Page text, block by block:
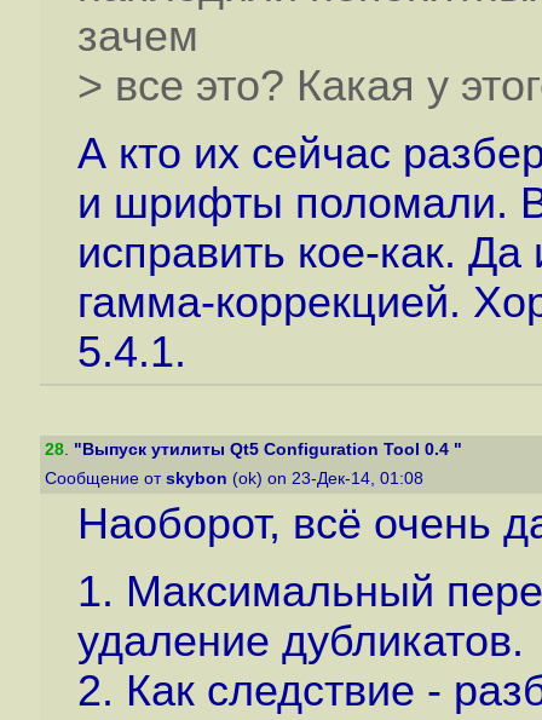
зачем
> все это? Какая у
А кто их сейчас
и шрифты поломали.
исправить кое-как.
гамма-коррекцией.
5.4.1.
28. "Выпуск утилиты Qt5 Configuration Tool 0.4 "
Сообщение от skybon (ok) on 23-Дек-14, 01:08
Наоборот, всё очень
1. Максимальный
удаление дубликатов.
2. Как следствие -